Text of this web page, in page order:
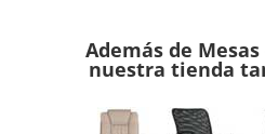
Además de
nuestra tienda